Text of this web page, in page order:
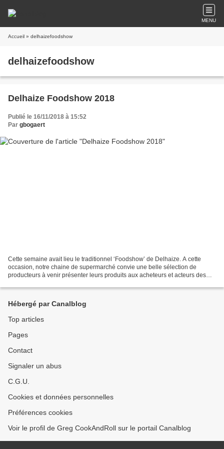
MENU
Accueil » delhaizefoodshow
delhaizefoodshow
Delhaize Foodshow 2018
Publié le 16/11/2018 à 15:52
Par gbogaert
Cette semaine avait lieu le traditionnel ‘Foodshow’ de Delhaize. A cette
occasion, notre chaine de supermarché convie une belle sélection de
producteurs à venir présenter leurs produits aux acheteurs et acteurs des
Hébergé par Canalblog
Top articles
Pages
Contact
Signaler un abus
C.G.U.
Cookies et données personnelles
Préférences cookies
Voir le profil de Greg CookAndRoll sur le portail Canalblog